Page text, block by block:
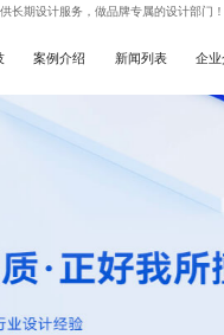
长期设计服务，做品牌专属的设计部门！
案例介绍 新闻列表 企业